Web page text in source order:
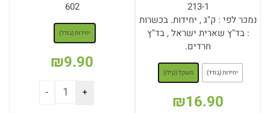
213-1
נמכר לפי : ק"ג , יחידות. בכשרות
: בד"ץ שארית ישראל , בד"ץ
חרדים.
יחידות (בודד) משקל (קילו)
₪16.90
602
יחידות (בודד)
₪9.90